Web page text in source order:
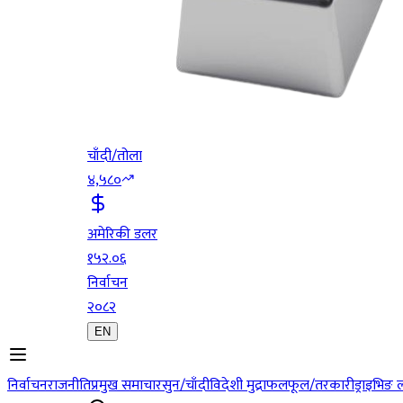
चाँदी/तोला
४,५८०
अमेरिकी डलर
१५२.०६
निर्वाचन
२०८२
EN
निर्वाचनराजनीतिप्रमुख समाचारसुन/चाँदीविदेशी मुद्राफलफूल/तरकारी